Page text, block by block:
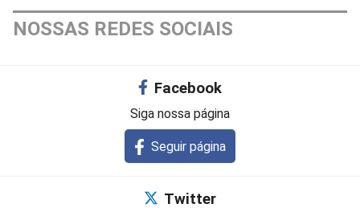
NOSSAS REDES SOCIAIS
Facebook
Siga nossa página
Seguir página
Twitter